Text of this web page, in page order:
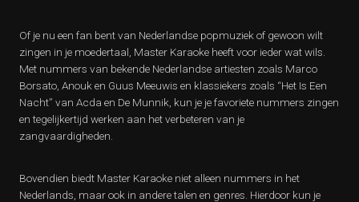
Of je nu een fan bent van Nederlandse popmuziek of gewoon wilt
zingen in je moedertaal, Master Karaoke heeft voor ieder wat wils.
Met nummers van bekende Nederlandse artiesten zoals Marco
Borsato, Anouk en Guus Meeuwis en klassiekers zoals “Het Is Een
Nacht” van Acda en De Munnik, kun je je favoriete nummers zingen
en tegelijkertijd werken aan het verbeteren van je
zangvaardigheden.
Bovendien biedt Master Karaoke niet alleen nummers in het
Nederlands, maar ook in andere talen en genres. Hierdoor kun je